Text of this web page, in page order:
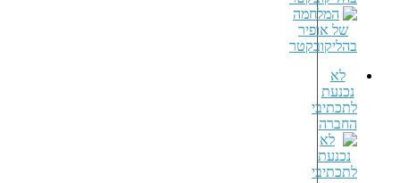
לא
נכנעת
לתכתיבי
החברה